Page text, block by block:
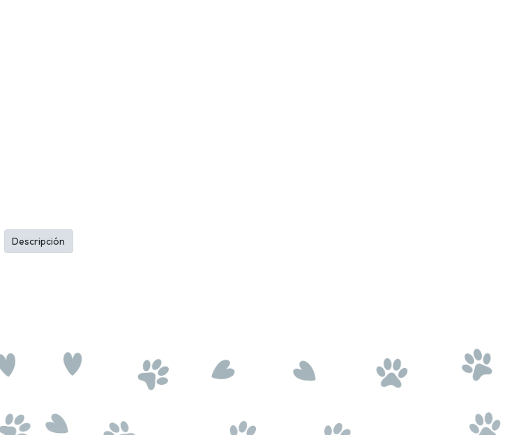
Descripción